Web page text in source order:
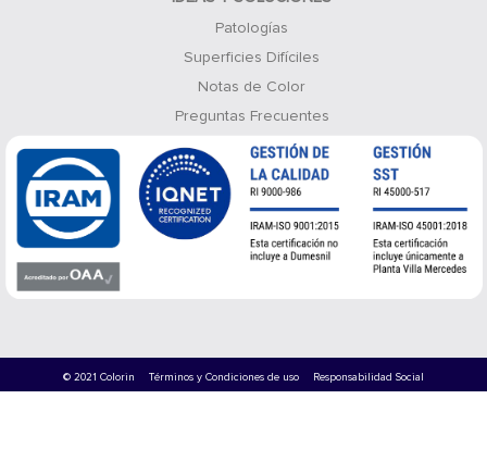
Patologías
Superficies Difíciles
Notas de Color
Preguntas Frecuentes
© 2021 Colorin Términos y Condiciones de uso Responsabilidad Social